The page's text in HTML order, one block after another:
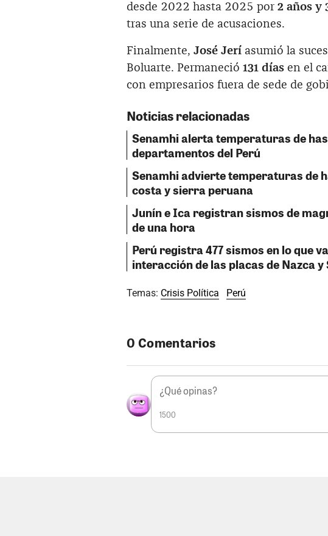
desde 2022 hasta 2025 por 2 años y
tras una serie de acusaciones.
Finalmente, José Jerí asumió la
Boluarte. Permaneció 131 días en el
con empresarios fuera de sede de
Noticias relacionadas
Senamhi alerta temperaturas de
departamentos del Perú
Senamhi advierte temperaturas de
costa y sierra peruana
Junín e Ica registran sismos de
de una hora
Perú registra 477 sismos en lo que
interacción de las placas de Nazca
Temas: Crisis Política Perú
0 Comentarios
1500